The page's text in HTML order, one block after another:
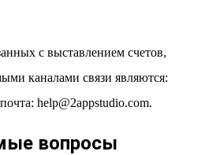
с выставлением счетов,
каналами связи являются:
help@2appstudio.com.
вопросы